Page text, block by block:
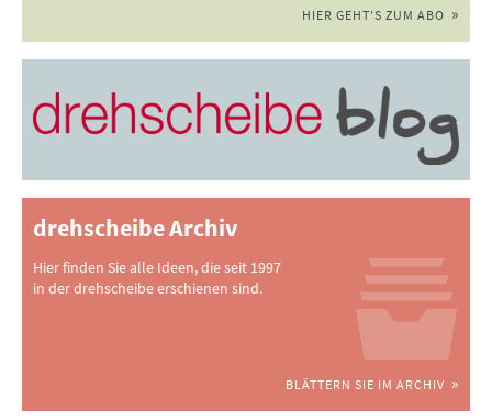
HIER GEHT'S ZUM ABO
drehscheibe Archiv
Hier finden Sie alle Ideen, die seit 1997
in der drehscheibe erschienen sind.
BLÄTTERN SIE IM ARCHIV